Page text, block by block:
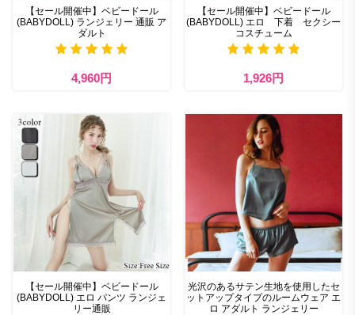
【セール開催中】ベビードール
(BABYDOLL) ランジェリー 通販 ア
ダルト
4,960円
【セール開催中】ベビードール
(BABYDOLL) エロ 下着 セクシー
コスチューム
1,926円
【セール開催中】ベビードール
(BABYDOLL) エロ パンツ ランジェ
リー通販
光沢のあるサテン生地を使用したセ
ットアップタイプのルームウェア エ
ロ アダルト ランジェリー